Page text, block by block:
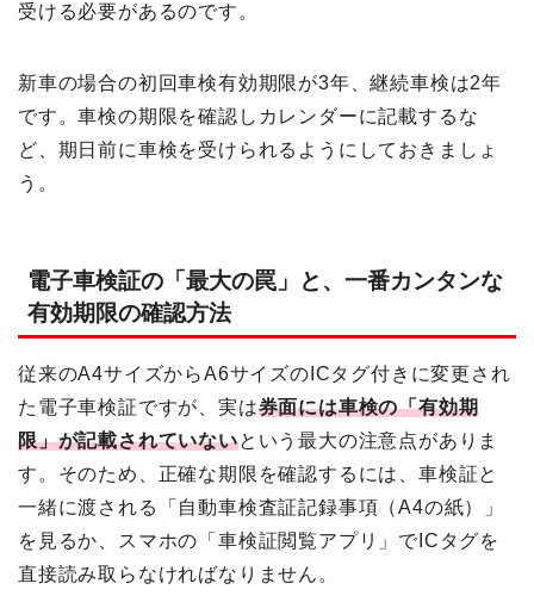
受ける必要があるのです。
新車の場合の初回車検有効期限が3年、継続車検は2年
です。車検の期限を確認しカレンダーに記載するな
ど、期日前に車検を受けられるようにしておきましょ
う。
電子車検証の「最大の罠」と、一番カンタンな
有効期限の確認方法
従来のA4サイズからA6サイズのICタグ付きに変更され
た電子車検証ですが、実は券面には車検の「有効期
限」が記載されていないという最大の注意点がありま
す。そのため、正確な期限を確認するには、車検証と
一緒に渡される「自動車検査証記録事項（A4の紙）」
を見るか、スマホの「車検証閲覧アプリ」でICタグを
直接読み取らなければなりません。